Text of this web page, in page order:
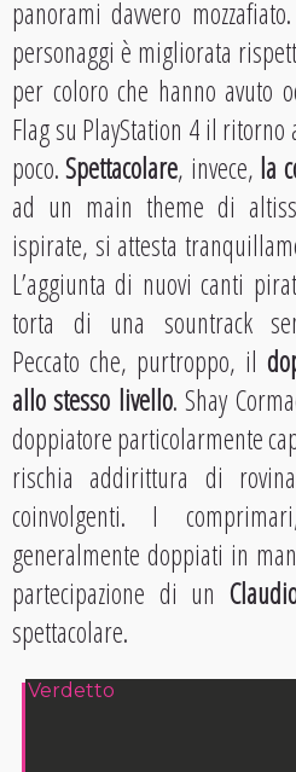
panorami davvero
personaggi è migliorata
per coloro che hanno avuto
Flag su PlayStation 4 il
poco.Spettacolare, invece, la
ad un main theme di
ispirate, si attesta
L’aggiunta di nuovi canti
torta di una sountrack
Peccato che, purtroppo, il
allo stesso livello. Shay
doppiatore particolarmente
rischia addirittura di
coinvolgenti. I
generalmente doppiati in
partecipazione di un
spettacolare.
Verdetto